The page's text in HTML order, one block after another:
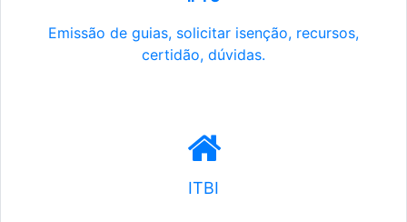
Emissão de guias, solicitar isenção, recursos,
certidão, dúvidas.
ITBI